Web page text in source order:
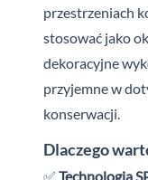
przestrzeniach
stosować jako
dekoracyjne
przyjemne w
konserwacji.
Dlaczego
✅ Technologia